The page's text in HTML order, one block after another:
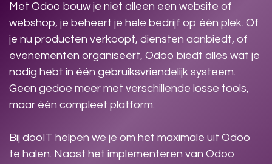
Met Odoo bouw je niet alleen een website of
webshop, je beheert je hele bedrijf op één plek. Of
je nu producten verkoopt, diensten aanbiedt, of
evenementen organiseert, Odoo biedt alles wat je
nodig hebt in één gebruiksvriendelijk systeem.
Geen gedoe meer met verschillende losse tools,
maar één compleet platform.
Bij dooIT helpen we je om het maximale uit Odoo
te halen. Naast het implementeren van Odoo